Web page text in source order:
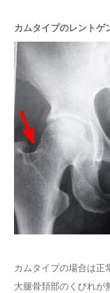
カムタイプのレントゲ
カムタイプの場合は正
大腿骨頚部のくびれが